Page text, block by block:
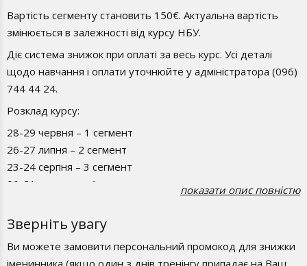
Вартість сегменту становить 150€. Актуальна вартість
змінюється в залежності від курсу НБУ.
Діє система знижок при оплаті за весь курс. Усі деталі
щодо навчання і оплати уточнюйте у адміністратора (096)
744 44 24.
Розклад курсу:
28-29 червня – 1 сегмент
26-27 липня – 2 сегмент
23-24 серпня – 3 сегмент
20-21 вересня – 4 сегмент
Курс передбачає навчання за 10 днів
100 годин тренінгу
показати опис повністю
Зверніть увагу
Ви можете замовити персональний промокод для знижки